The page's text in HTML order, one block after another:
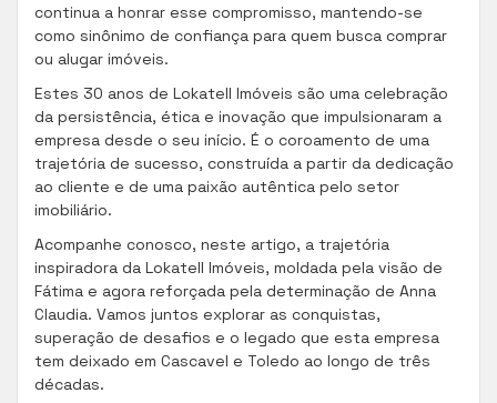
continua a honrar esse compromisso, mantendo-se
como sinônimo de confiança para quem busca comprar
ou alugar imóveis.
Estes 30 anos de Lokatell Imóveis são uma celebração
da persistência, ética e inovação que impulsionaram a
empresa desde o seu início. É o coroamento de uma
trajetória de sucesso, construída a partir da dedicação
ao cliente e de uma paixão autêntica pelo setor
imobiliário.
Acompanhe conosco, neste artigo, a trajetória
inspiradora da Lokatell Imóveis, moldada pela visão de
Fátima e agora reforçada pela determinação de Anna
Claudia. Vamos juntos explorar as conquistas,
superação de desafios e o legado que esta empresa
tem deixado em Cascavel e Toledo ao longo de três
décadas.